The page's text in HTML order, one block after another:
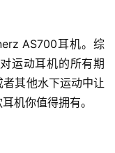
运动耳机的所有期
其他水下运动中让
机你值得拥有。